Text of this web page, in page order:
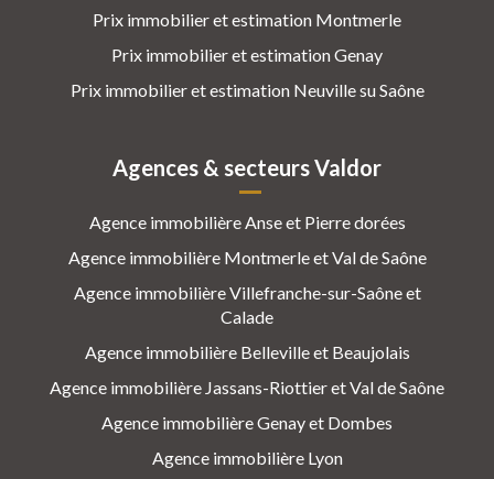
Prix immobilier et estimation Montmerle
Prix immobilier et estimation Genay
Prix immobilier et estimation Neuville su Saône
Agences & secteurs Valdor
Agence immobilière Anse et Pierre dorées
Agence immobilière Montmerle et Val de Saône
Agence immobilière Villefranche-sur-Saône et
Calade
Agence immobilière Belleville et Beaujolais
Agence immobilière Jassans-Riottier et Val de Saône
Agence immobilière Genay et Dombes
Agence immobilière Lyon